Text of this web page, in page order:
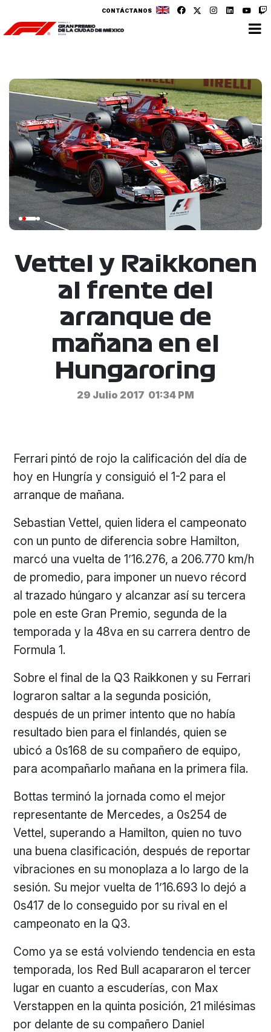
CONTÁCTANOS
Vettel y Raikkonen
al frente del
arranque de
mañana en el
Hungaroring
29 Julio 2017 01:34 PM
Ferrari pintó de rojo la calificación del día de
hoy en Hungría y consiguió el 1-2 para el
arranque de mañana.
Sebastian Vettel, quien lidera el campeonato
con un punto de diferencia sobre Hamilton,
marcó una vuelta de 1’16.276, a 206.770 km/h
de promedio, para imponer un nuevo récord
al trazado húngaro y alcanzar así su tercera
pole en este Gran Premio, segunda de la
temporada y la 48va en su carrera dentro de
Formula 1.
Sobre el final de la Q3 Raikkonen y su Ferrari
lograron saltar a la segunda posición,
después de un primer intento que no había
resultado bien para el finlandés, quien se
ubicó a 0s168 de su compañero de equipo,
para acompañarlo mañana en la primera fila.
Bottas terminó la jornada como el mejor
representante de Mercedes, a 0s254 de
Vettel, superando a Hamilton, quien no tuvo
una buena clasificación, después de reportar
vibraciones en su monoplaza a lo largo de la
sesión. Su mejor vuelta de 1’16.693 lo dejó a
0s417 de lo conseguido por su rival en el
campeonato en la Q3.
Como ya se está volviendo tendencia en esta
temporada, los Red Bull acapararon el tercer
lugar en cuanto a escuderías, con Max
Verstappen en la quinta posición, 21 milésimas
por delante de su compañero Daniel